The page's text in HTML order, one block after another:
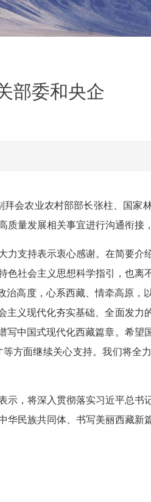
部委和央企
会农业农村部部长张柱、国家
量发展相关事宜进行沟通衔接
支持表示衷心感谢。在简要介
社会主义思想科学指引，也离
治高度，心系西藏、情牵高原，
义现代化夯实基础、全面发力
中国式现代化西藏篇章。希望
方面继续关心支持。我们将全
，将深入贯彻落实习近平总书
民族共同体、书写美丽西藏新篇